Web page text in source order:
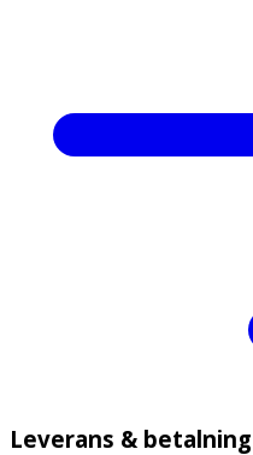
Leverans & betalning